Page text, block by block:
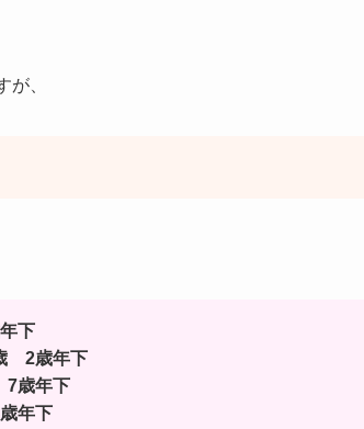
が、
下
2歳年下
7歳年下
年下